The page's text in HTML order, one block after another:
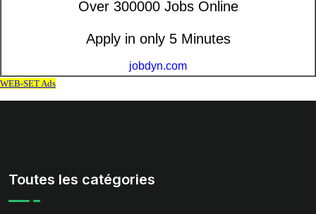
Toutes les catégories